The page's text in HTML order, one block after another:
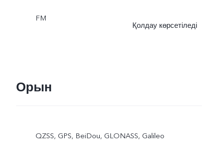
FM
Қолдау көрсетіледі
Орын
QZSS, GPS, BeiDou, GLONASS, Galileo